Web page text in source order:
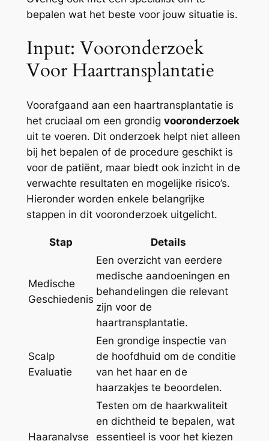
bepalen wat het beste voor jouw situatie is.
Input: Vooronderzoek
Voor Haartransplantatie
Voorafgaand aan een haartransplantatie is
het cruciaal om een grondig vooronderzoek
uit te voeren. Dit onderzoek helpt niet alleen
bij het bepalen of de procedure geschikt is
voor de patiënt, maar biedt ook inzicht in de
verwachte resultaten en mogelijke risico’s.
Hieronder worden enkele belangrijke
stappen in dit vooronderzoek uitgelicht.
Stap Details
Medische
Geschiedenis
Een overzicht van eerdere
medische aandoeningen en
behandelingen die relevant
zijn voor de
haartransplantatie.
Scalp
Evaluatie
Een grondige inspectie van
de hoofdhuid om de conditie
van het haar en de
haarzakjes te beoordelen.
Haaranalyse
Testen om de haarkwaliteit
en dichtheid te bepalen, wat
essentieel is voor het kiezen